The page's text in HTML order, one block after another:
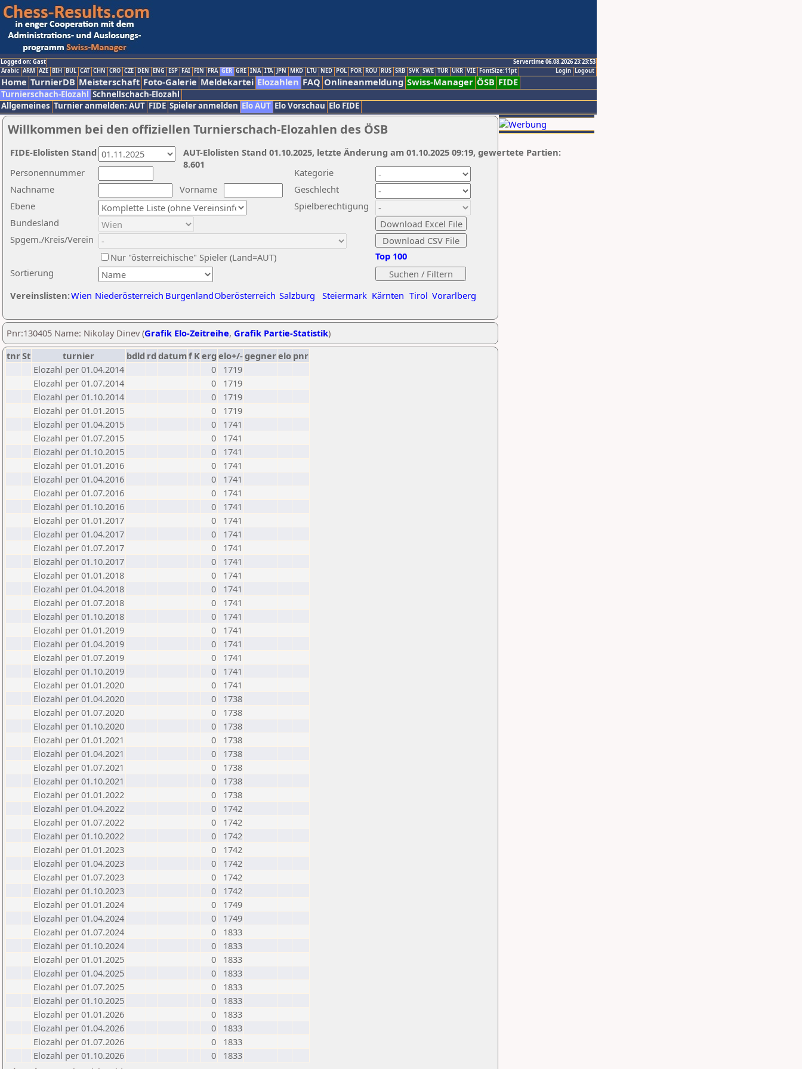
Logged on: Gast
Servertime 06.08.2026 23:23:53
Logout
Login
Arabic ARM AZE BIH BUL CAT CHN CRO CZE DEN ENG ESP FAI FIN FRA GER GRE INA ITA JPN MKD LTU NED POL POR ROU RUS SRB SVK SWE TUR UKR VIE FontSize:11pt
Home TurnierDB Meisterschaft Foto-Galerie Meldekartei Elozahlen FAQ Onlineanmeldung Swiss-Manager ÖSB FIDE
Turnierschach-Elozahl Schnellschach-Elozahl
Allgemeines Turnier anmelden: AUT FIDE Spieler anmelden Elo AUT Elo Vorschau Elo FIDE
Willkommen bei den offiziellen Turnierschach-Elozahlen des ÖSB
Nachname
Vorname
Ebene
Kategorie
Sortierung
Personennummer
Bundesland
Spgem./Kreis/Verein
Geschlecht
Nur "österreichische" Spieler (Land=AUT)
Spielberechtigung
Vereinslisten:Wien Niederösterreich BurgenlandOberösterreich Salzburg Steiermark Kärnten Tirol Vorarlberg
Top 100
AUT-Elolisten Stand 01.10.2025, letzte Änderung am 01.10.2025 09:19, gewertete Partien:
8.601
FIDE-Elolisten Stand
Pnr:130405 Name: Nikolay Dinev (Grafik Elo-Zeitreihe, Grafik Partie-Statistik)
tnrSt turnier bdld rd datumf Kerg elo+/-gegnerelo pnr
Elozahl per 01.04.2014
0
1719
Elozahl per 01.07.2014
0
1719
Elozahl per 01.10.2014
0
1719
Elozahl per 01.01.2015
0
1719
Elozahl per 01.04.2015
0
1741
Elozahl per 01.07.2015
0
1741
Elozahl per 01.10.2015
0
1741
Elozahl per 01.01.2016
0
1741
Elozahl per 01.04.2016
0
1741
Elozahl per 01.07.2016
0
1741
Elozahl per 01.10.2016
0
1741
Elozahl per 01.01.2017
0
1741
Elozahl per 01.04.2017
0
1741
Elozahl per 01.07.2017
0
1741
Elozahl per 01.10.2017
0
1741
Elozahl per 01.01.2018
0
1741
Elozahl per 01.04.2018
0
1741
Elozahl per 01.07.2018
0
1741
Elozahl per 01.10.2018
0
1741
Elozahl per 01.01.2019
0
1741
Elozahl per 01.04.2019
0
1741
Elozahl per 01.07.2019
0
1741
Elozahl per 01.10.2019
0
1741
Elozahl per 01.01.2020
0
1741
Elozahl per 01.04.2020
0
1738
Elozahl per 01.07.2020
0
1738
Elozahl per 01.10.2020
0
1738
Elozahl per 01.01.2021
0
1738
Elozahl per 01.04.2021
0
1738
Elozahl per 01.07.2021
0
1738
Elozahl per 01.10.2021
0
1738
Elozahl per 01.01.2022
0
1738
Elozahl per 01.04.2022
0
1742
Elozahl per 01.07.2022
0
1742
Elozahl per 01.10.2022
0
1742
Elozahl per 01.01.2023
0
1742
Elozahl per 01.04.2023
0
1742
Elozahl per 01.07.2023
0
1742
Elozahl per 01.10.2023
0
1742
Elozahl per 01.01.2024
0
1749
Elozahl per 01.04.2024
0
1749
Elozahl per 01.07.2024
0
1833
Elozahl per 01.10.2024
0
1833
Elozahl per 01.01.2025
0
1833
Elozahl per 01.04.2025
0
1833
Elozahl per 01.07.2025
0
1833
Elozahl per 01.10.2025
0
1833
Elozahl per 01.01.2026
0
1833
Elozahl per 01.04.2026
0
1833
Elozahl per 01.07.2026
0
1833
Elozahl per 01.10.2026
0
1833